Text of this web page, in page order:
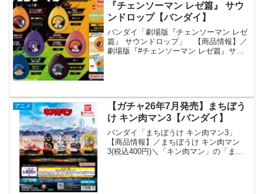
『チェンソーマン レゼ篇』 サウ
ンドロップ【バンダイ】
バンダイ「劇場版『チェンソーマン レゼ
篇』 サウンドロップ」 【商品情報】／
劇場版『#チェンソーマン レゼ篇』サウ
アニメ
【ガチャ26年7月発売】まちぼう
け キン肉マン3【バンダイ】
バンダイ「まちぼうけ キン肉マン3」
【商品情報】／まちぼうけ キン肉マン
3(税込400円)＼「キン肉マン」の「まち